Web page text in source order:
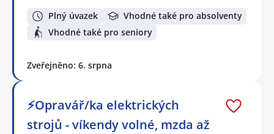
Plný úvazek
Vhodné také pro absolventy
Vhodné také pro seniory
Zveřejněno: 6. srpna
⚡Opravář/ka elektrických
strojů - víkendy volné, mzda až